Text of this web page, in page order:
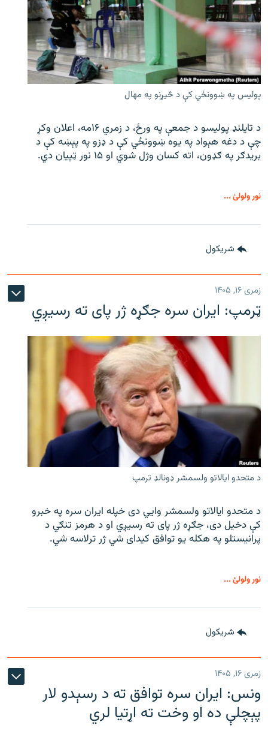
پولیس په ښوونځي کې د څیړنو په مهال
د تایلنډ پولیسو د جمعې په ورځ، د زمري ۱۶مه، اعلان وکړ
چې د دغه هېواد په یوه ښوونځي کې د ډزو په پېښه کې د
بریدګر په ګډون، اته کسان وژل شوي او ۱۵ نور ټپیان دي.
نور ولولئ ...
شريکول
زمری ۱۶, ۱۴۰۵
ټرمپ: ایران سره جګړه ژر پای ته رسیږي
د متحدو ایالاتو ولسمشر ډونالډ ترمپ
د متحدو ایالاتو ولسمشر وايي دی خپله ایران سره په خبرو
کې دخیل دی، جګړه ژر پای ته رسیږي او د هرمز تنګي د
پرانیستلو په هکله یو توافق کیدای شي ژر ترلاسه شي.
نور ولولئ ...
شريکول
زمری ۱۶, ۱۴۰۵
ونس: ایران سره توافق ته د رسېدو لار
پېچلې ده او وخت ته اړتیا لري